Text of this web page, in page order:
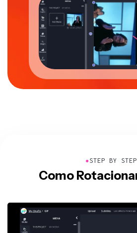
●STEP BY STEP
Como